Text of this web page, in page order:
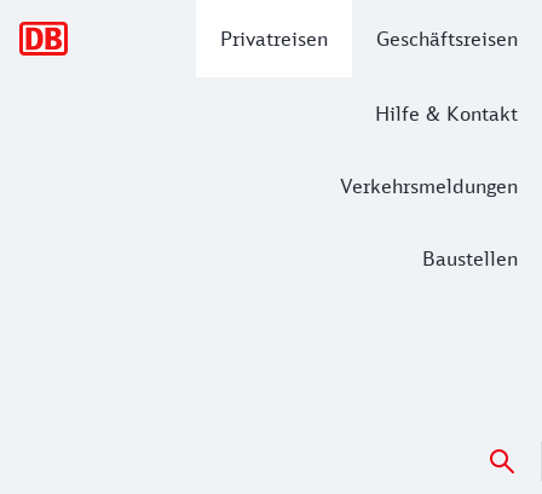
Privatreisen Geschäftsreisen
Hilfe & Kontakt
Verkehrsmeldungen
Baustellen